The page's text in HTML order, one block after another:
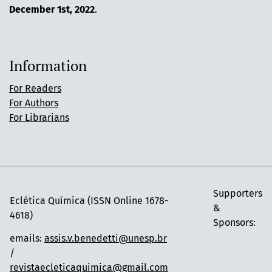
December 1st, 2022.
Information
For Readers
For Authors
For Librarians
Eclética Química (ISSN Online 1678-
4618)
Supporters
&
Sponsors:
emails: assis.v.benedetti@unesp.br
/
revistaecleticaquimica@gmail.com